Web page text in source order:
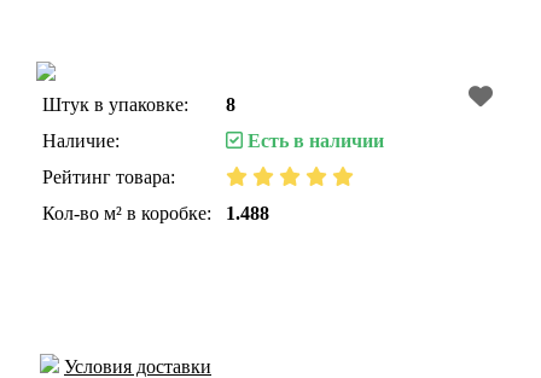
Штук в упаковке:
8
Наличие:
Есть в наличии
Рейтинг товара:
Кол-во м² в коробке:
1.488
Условия доставки